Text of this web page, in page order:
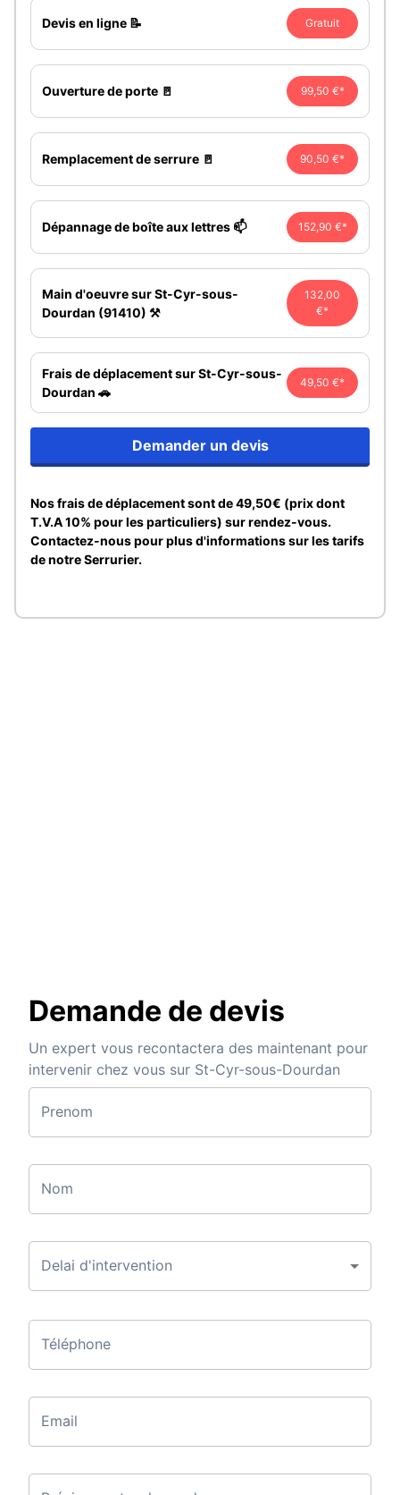
Devis en ligne 📝 Gratuit
Ouverture de porte 🚪 99,50 €*
Remplacement de serrure 🚪 90,50 €*
Dépannage de boîte aux lettres 📫 152,90 €*
Main d'oeuvre sur St-Cyr-sous-
Dourdan (91410) ⚒️
132,00
€*
Frais de déplacement sur St-Cyr-sous-
Dourdan 🚗
49,50 €*
Demander un devis
Nos frais de déplacement sont de 49,50€ (prix dont
T.V.A 10% pour les particuliers) sur rendez-vous.
Contactez-nous pour plus d'informations sur les tarifs
de notre Serrurier.
Demande de devis
Un expert vous recontactera des maintenant pour
intervenir chez vous sur St-Cyr-sous-Dourdan
Prenom
Nom
Delai d'intervention
Téléphone
Email